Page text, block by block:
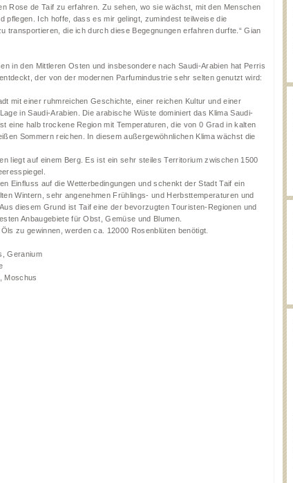
Rose de Taif zu erfahren. Zu sehen, wo sie wächst, mit den Menschen
pflegen. Ich hoffe, dass es mir gelingt, zumindest teilweise die
transportieren, die ich durch diese Begegnungen erfahren durfte.“ Gian
in den Mittleren Osten und insbesondere nach Saudi-Arabien hat Perris
der von der modernen Parfumindustrie sehr selten genutzt wird:
mit einer ruhmreichen Geschichte, einer reichen Kultur und einer
in Saudi-Arabien. Die arabische Wüste dominiert das Klima Saudi-
eine halb trockene Region mit Temperaturen, die von 0 Grad in kalten
Sommern reichen. In diesem außergewöhnlichen Klima wächst die
liegt auf einem Berg. Es ist ein sehr steiles Territorium zwischen 1500
Einfluss auf die Wetterbedingungen und schenkt der Stadt Taif ein
Wintern, sehr angenehmen Frühlings- und Herbsttemperaturen und
diesem Grund ist Taif eine der bevorzugten Touristen-Regionen und
Anbaugebiete für Obst, Gemüse und Blumen.
zu gewinnen, werden ca. 12000 Rosenblüten benötigt.
Geranium
Moschus